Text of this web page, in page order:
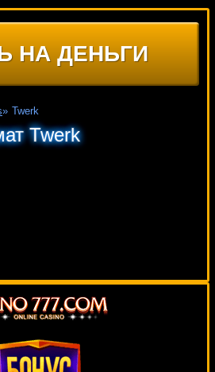
НА ДЕНЬГИ
» Twerk
Twerk